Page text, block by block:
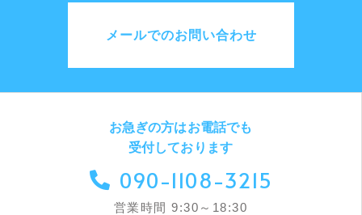
メールでのお問い合わせ
お急ぎの方はお電話でも
受付しております
090-1108-3215
営業時間 9:30～18:30